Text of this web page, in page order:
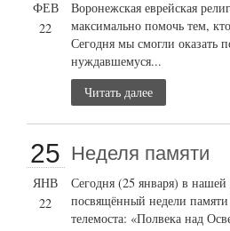
ФЕВ
22
Воронежская еврейская
максимально помочь тем,
Сегодня мы смогли
нуждавшемуся...
Читать далее
25
ЯНВ
22
Неделя памяти
Сегодня (25 января) в
посвящённый недели
телемоста: «Полвека над